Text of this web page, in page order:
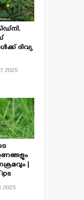
ദിവ്യ
2025
|
2025